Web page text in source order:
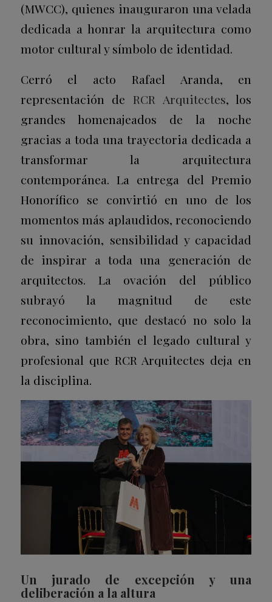
(MWCC), quienes inauguraron una velada
dedicada a honrar la arquitectura como
motor cultural y símbolo de identidad.
Cerró el acto Rafael Aranda, en
representación de RCR Arquitectes, los
grandes homenajeados de la noche
gracias a toda una trayectoria dedicada a
transformar la arquitectura
contemporánea. La entrega del Premio
Honorífico se convirtió en uno de los
momentos más aplaudidos, reconociendo
su innovación, sensibilidad y capacidad
de inspirar a toda una generación de
arquitectos. La ovación del público
subrayó la magnitud de este
reconocimiento, que destacó no solo la
obra, sino también el legado cultural y
profesional que RCR Arquitectes deja en
la disciplina.
Un jurado de excepción y una
deliberación a la altura